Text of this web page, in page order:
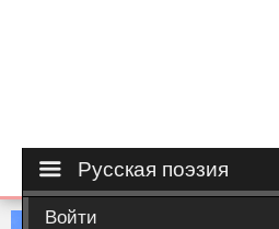
Русская поэзия
Войти